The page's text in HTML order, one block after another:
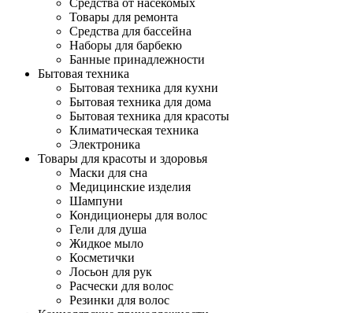
Средства от насекомых
Товары для ремонта
Средства для бассейна
Наборы для барбекю
Банные принадлежности
Бытовая техника
Бытовая техника для кухни
Бытовая техника для дома
Бытовая техника для красоты
Климатическая техника
Электроника
Товары для красоты и здоровья
Маски для сна
Медицинские изделия
Шампуни
Кондиционеры для волос
Гели для душа
Жидкое мыло
Косметички
Лосьон для рук
Расчески для волос
Резинки для волос